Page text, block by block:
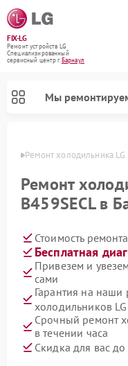
FIX-LG
Ремонт устройств LG
Специализированный
cервисный центр г.Барнаул
Мы
Ремонт холодильника LG
Ремонт
B459SECL в
Стоимость ремонта
Бесплатная
Привезем и
сами
Гарантия на наши
холодильников
Срочный ремонт
в течении часа
Скидка для вас до